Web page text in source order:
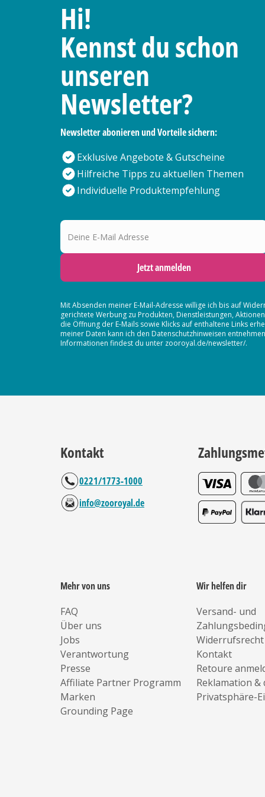
Hi!
Kennst du schon
unseren
Newsletter?
Newsletter abonieren und Vorteile sichern:
Exklusive Angebote & Gutscheine
Hilfreiche Tipps zu aktuellen Themen
Individuelle Produktempfehlung
Deine E-Mail Adresse
Jetzt anmelden
Mit Absenden meiner E-Mail-Adresse willige ich bis auf
gerichtete Werbung zu Produkten, Dienstleistungen,
die Öffnung der E-Mails sowie Klicks auf enthaltene Links
meiner Daten kann ich den Datenschutzhinweisen
Informationen findest du unter zooroyal.de/newsletter/.
Kontakt
0221/1773-1000
info@zooroyal.de
Mehr von uns
FAQ
Über uns
Jobs
Verantwortung
Presse
Affiliate Partner Programm
Marken
Grounding Page
Wir helfen dir
Versand- und
Widerrufsrecht
Kontakt
Retoure
Reklamation &
Privatsphäre-